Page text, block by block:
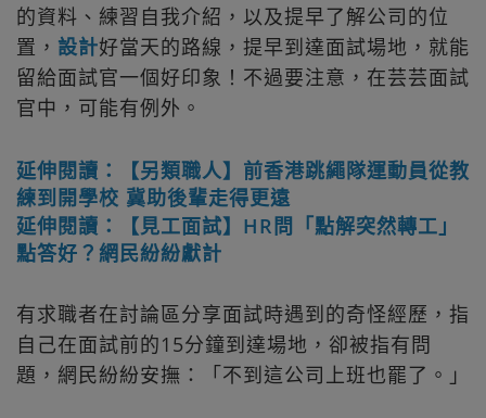
的資料、練習自我介紹，以及提早了解公司的位
置， 設計好當天的路線，提早到達面試場地，就能
留給面試官一個好印象！不過要注意，在芸芸面試
官中，可能有例外。
延伸閱讀：【另類職人】前香港跳繩隊運動員從教
練到開學校 冀助後輩走得更遠
延伸閱讀：【見工面試】HR問「點解突然轉工」
點答好？網民紛紛獻計
有求職者在討論區分享面試時遇到的奇怪經歷，指
自己在面試前的15分鐘到達場地，卻被指有問
題，網民紛紛安撫：「不到這公司上班也罷了。」